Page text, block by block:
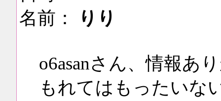
名前：
りり
o6asanさん、情報あ
もれてはもったいな